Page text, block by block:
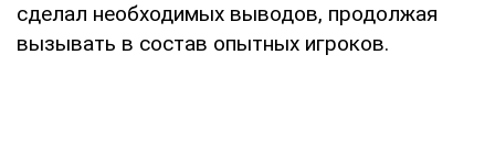
сделал необходимых выводов, продолжая
вызывать в состав опытных игроков.